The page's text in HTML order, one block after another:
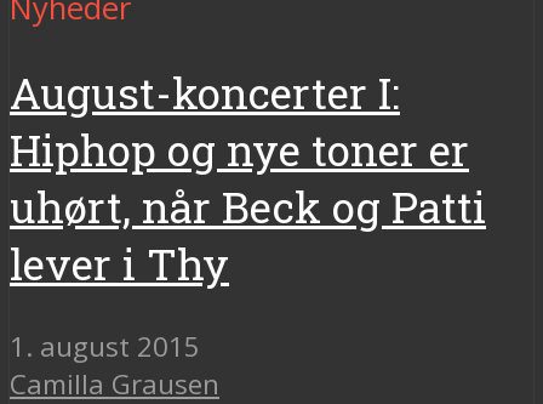
August-koncerter I:
Hiphop og nye toner er
uhørt, når Beck og Patti
lever i Thy
1. august 2015
Camilla Grausen